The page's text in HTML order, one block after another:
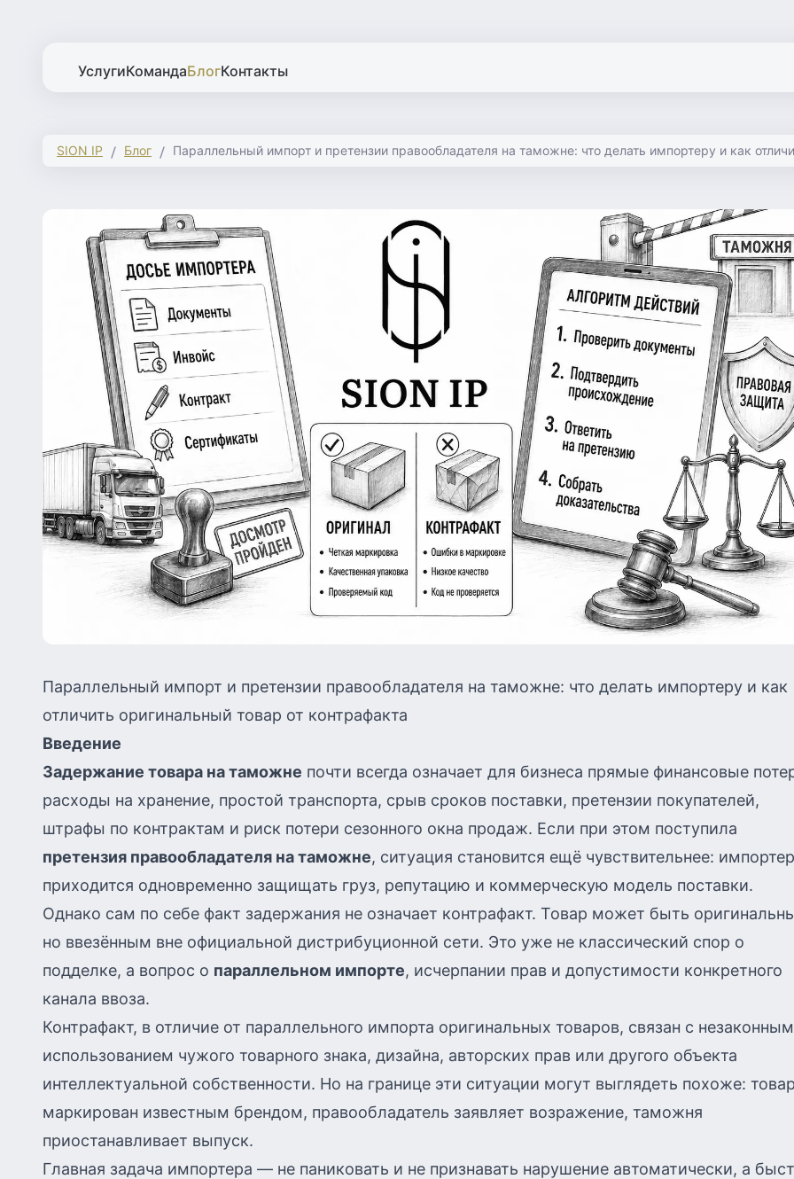
УслугиКомандаБлогКонтакты
SION IP Блог Параллельный импорт и претензии правообладателя на таможне: что делать импортеру и как
Параллельный импорт и претензии правообладателя на таможне: что делать импортеру и как
отличить оригинальный товар от контрафакта
Введение
Задержание товара на таможне почти всегда означает для бизнеса прямые финансовые
расходы на хранение, простой транспорта, срыв сроков поставки, претензии покупателей,
штрафы по контрактам и риск потери сезонного окна продаж. Если при этом поступила
претензия правообладателя на таможне, ситуация становится ещё чувствительнее:
приходится одновременно защищать груз, репутацию и коммерческую модель поставки.
Однако сам по себе факт задержания не означает контрафакт. Товар может быть
но ввезённым вне официальной дистрибуционной сети. Это уже не классический спор о
подделке, а вопрос о параллельном импорте, исчерпании прав и допустимости конкретного
канала ввоза.
Контрафакт, в отличие от параллельного импорта оригинальных товаров, связан с незаконным
использованием чужого товарного знака, дизайна, авторских прав или другого объекта
интеллектуальной собственности. Но на границе эти ситуации могут выглядеть похоже: товар
маркирован известным брендом, правообладатель заявляет возражение, таможня
приостанавливает выпуск.
Главная задача импортера — не паниковать и не признавать нарушение автоматически, а